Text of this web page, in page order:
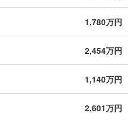
1,780万円
2,454万円
1,140万円
2,601万円